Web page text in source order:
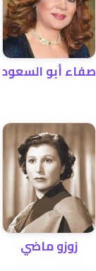
صفاء أبو السعود
زوزو ماضي